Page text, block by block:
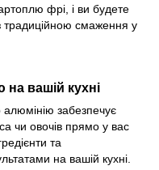
фрі, і ви будете
традиційною смаження у
на вашій кухні
алюмінію забезпечує
чи овочів прямо у вас
та
на вашій кухні.